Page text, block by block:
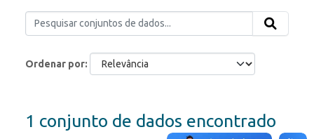
Ordenar por
1 conjunto de dados encontrado